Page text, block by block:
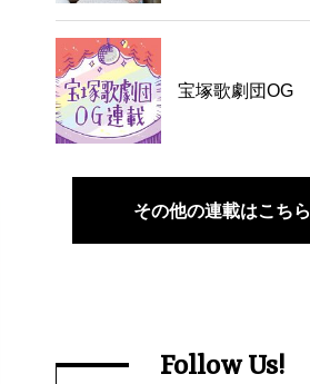
宝塚歌劇団OG
その他の連載はこちら
Follow Us!